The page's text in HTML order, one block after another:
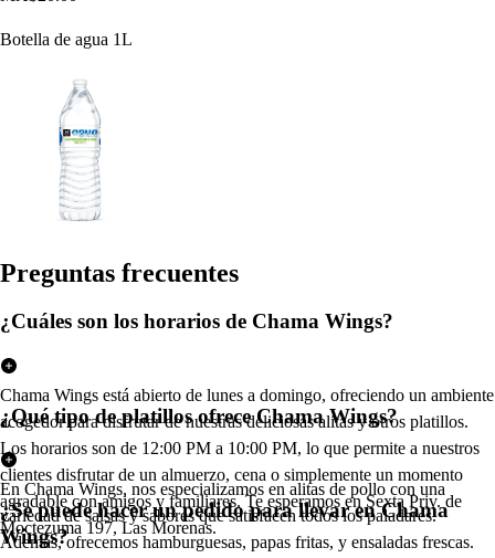
Botella de agua 1L
Preguntas frecuentes
¿Cuáles son los horarios de Chama Wings?
Chama Wings está abierto de lunes a domingo, ofreciendo un ambiente
acogedor para disfrutar de nuestras deliciosas alitas y otros platillos.
Los horarios son de 12:00 PM a 10:00 PM, lo que permite a nuestros
clientes disfrutar de un almuerzo, cena o simplemente un momento
agradable con amigos y familiares. Te esperamos en Sexta Priv. de
Moctezuma 197, Las Morenas.
¿Qué tipo de platillos ofrece Chama Wings?
En Chama Wings, nos especializamos en alitas de pollo con una
variedad de salsas y sabores que satisfacen todos los paladares.
Además, ofrecemos hamburguesas, papas fritas, y ensaladas frescas.
¿Se puede hacer un pedido para llevar en Chama
Wings?